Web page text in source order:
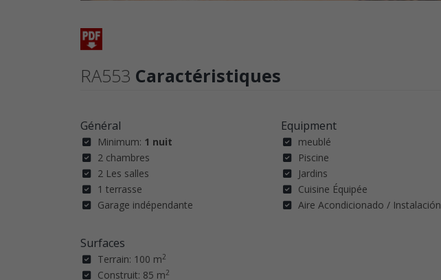
RA553 Caractéristiques
Général
Minimum: 1 nuit
2 chambres
2 Les salles
1 terrasse
Garage indépendante
Surfaces
Terrain: 100 m2
Construit: 85 m2
Equipment
meublé
Piscine
Jardins
Cuisine Équipée
Aire Acondicionado / Instalación